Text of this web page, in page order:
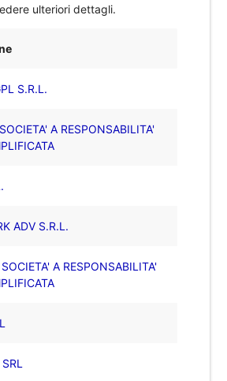
ulteriori dettagli.
S.R.L.
A RESPONSABILITA'
ADV S.R.L.
A RESPONSABILITA'